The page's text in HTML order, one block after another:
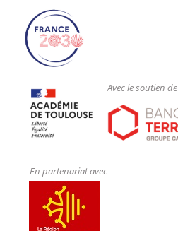
Avec le soutien de
En partenariat avec